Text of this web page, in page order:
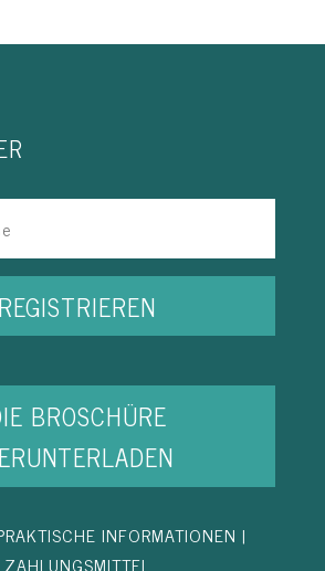
REGISTRIEREN
BROSCHÜRE
INFORMATIONEN |
ZAHLUNGSMITTEL